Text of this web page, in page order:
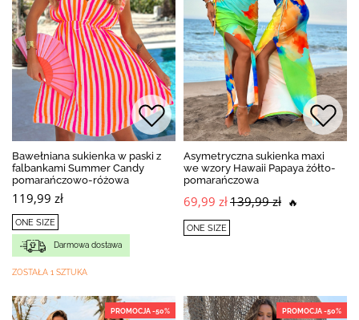
Bawełniana sukienka w paski z
falbankami Summer Candy
pomarańczowo-różowa
119,99 zł
ONE SIZE
Darmowa dostawa
ZOSTAŁA 1 SZTUKA
Asymetryczna sukienka maxi
we wzory Hawaii Papaya żółto-
pomarańczowa
69,99 zł139,99 zł 🔥
ONE SIZE
PROMOCJA -50% PROMOCJA -50%